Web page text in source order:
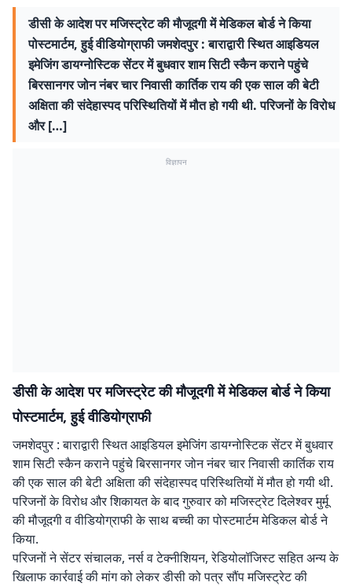
डीसी के आदेश पर मजिस्ट्रेट की माैजूदगी में मेडिकल बोर्ड ने किया
पोस्टमार्टम, हुई वीडियाेग्राफी जमशेदपुर : बाराद्वारी स्थित आइडियल
इमेजिंग डायग्नोस्टिक सेंटर में बुधवार शाम सिटी स्कैन कराने पहुंचे
बिरसानगर जोन नंबर चार निवासी कार्तिक राय की एक साल की बेटी
अक्षिता की संदेहास्पद परिस्थितियों में मौत हो गयी थी. परिजनों के विरोध
और […]
विज्ञापन
डीसी के आदेश पर मजिस्ट्रेट की माैजूदगी में मेडिकल बोर्ड ने किया
पोस्टमार्टम, हुई वीडियाेग्राफी
जमशेदपुर : बाराद्वारी स्थित आइडियल इमेजिंग डायग्नोस्टिक सेंटर में बुधवार
शाम सिटी स्कैन कराने पहुंचे बिरसानगर जोन नंबर चार निवासी कार्तिक राय
की एक साल की बेटी अक्षिता की संदेहास्पद परिस्थितियों में मौत हो गयी थी.
परिजनों के विरोध और शिकायत के बाद गुरुवार को मजिस्ट्रेट दिलेश्वर मुर्मू
की मौजूदगी व वीडियोग्राफी के साथ बच्ची का पोस्टमार्टम मेडिकल बोर्ड ने
किया.
परिजनों ने सेंटर संचालक, नर्स व टेक्नीशियन, रेडियोलॉजिस्ट सहित अन्य के
खिलाफ कार्रवाई की मांग को लेकर डीसी को पत्र सौंप मजिस्ट्रेट की